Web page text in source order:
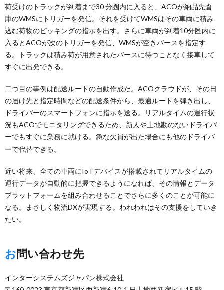
荷受けのトラックが到着まで30 分圏内に入ると、ACOが納品先倉
庫のWMSにトリガーを発信。それを受けてWMSはその車両に積み
込む荷物のピッキングの指示を出す。さらに車両が到着10分圏内に
入るとACOが次のトリガーを発信、WMSが空きバースを指定す
る。トラックは積み荷が用意されたバースに待つことなく接車して
すぐに出発できる。
二つ目の事例は配送ルートの自動作成だ。ACOクラウドが、その日
の届け先と指定時間などの配送条件から、最適ルートを弾き出し、
ドライバーのスマートフォンに指示を送る。リアルタイムの運行状
況もACOでモニタリングできるため、新人や土地勘のないドライバ
ーでもすぐに業務に就ける。急な欠員が出た場合にも他のドライバ
ーで代替できる。
近い将来、全ての車両にIoTデバイスが搭載されてリアルタイムの
運行データが自動的に把握できるようになれば、その情報とデータ
プラットフォームを組み合わせることでさらに多くのことが可能に
なる。まさしく物流DXが実現する。われわれはその支援をしていき
たい。
お問い合わせ先
インターシステムズジャパン株式会社